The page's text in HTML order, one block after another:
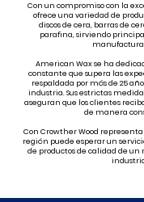
Con un compromiso con la
ofrece una variedad de
discos de cera, barras de
parafina, sirviendo
American Wax se ha
constante que supera las
respaldada por más de 25
industria. Sus estrictas
aseguran que los clientes
de manera
Con Crowther Wood
región puede esperar un
de productos de calidad de